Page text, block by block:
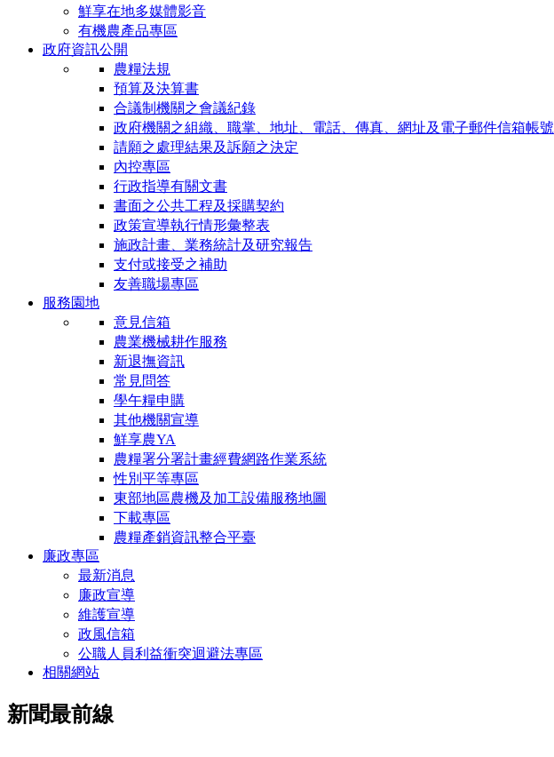
鮮享在地多媒體影音
有機農產品專區
政府資訊公開
農糧法規
預算及決算書
合議制機關之會議紀錄
政府機關之組織、職掌、地址、電話、傳真、網址及電子郵件信箱帳號
請願之處理結果及訴願之決定
內控專區
行政指導有關文書
書面之公共工程及採購契約
政策宣導執行情形彙整表
施政計畫、業務統計及研究報告
支付或接受之補助
友善職場專區
服務園地
意見信箱
農業機械耕作服務
新退撫資訊
常見問答
學午糧申購
其他機關宣導
鮮享農YA
農糧署分署計畫經費網路作業系統
性別平等專區
東部地區農機及加工設備服務地圖
下載專區
農糧產銷資訊整合平臺
廉政專區
最新消息
廉政宣導
維護宣導
政風信箱
公職人員利益衝突迴避法專區
相關網站
新聞最前線